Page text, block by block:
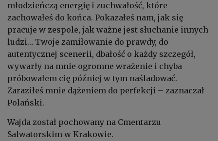
młodzieńczą energię i zuchwałość, które
zachowałeś do końca. Pokazałeś nam, jak się
pracuje w zespole, jak ważne jest słuchanie innych
ludzi… Twoje zamiłowanie do prawdy, do
autentycznej scenerii, dbałość o każdy szczegół,
wywarły na mnie ogromne wrażenie i chyba
próbowałem cię później w tym naśladować.
Zaraziłeś mnie dążeniem do perfekcji – zaznaczał
Polański.
Wajda został pochowany na Cmentarzu
Salwatorskim w Krakowie.